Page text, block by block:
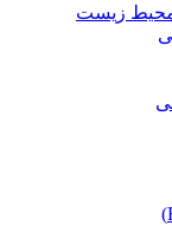
محیط زیست